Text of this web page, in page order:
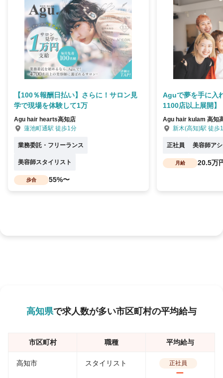
【100％報酬日払い】さらに！サロン見
学で現場を体験して1万
Agu hair hearts高知店
蓮池町通駅 徒歩1分
業務委託・フリーランス
美容師スタイリスト
歩合 55%〜
Aguで夢を手に入
1100店以上展開】
Agu hair kulam 高知
新木(高知)駅 徒歩
正社員 美容師ア
月給 20.5万
高知県で求人数が多い市区町村の平均給与
市区町村 職種 平均給与
高知市 スタイリスト 正社員
ー